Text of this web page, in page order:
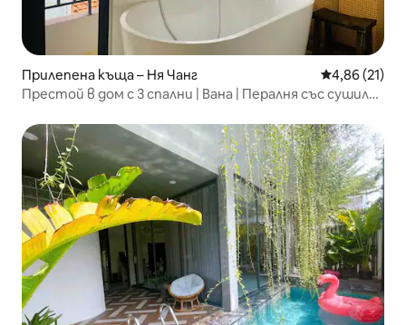
Прилепена къща – Ня Чанг Средна
4,86 (21)
Престой в дом с 3 спални | Вана | Пералня със сушилня